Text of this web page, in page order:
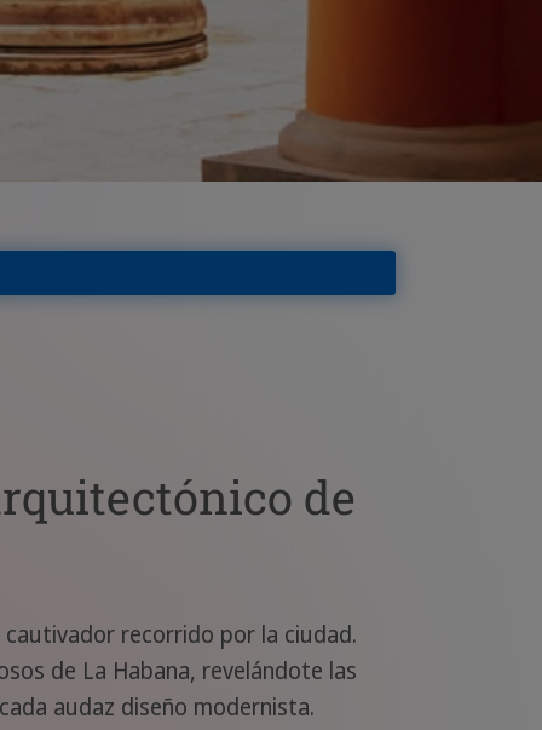
de
recorrido por la ciudad.
de La Habana, revelándote las
audaz diseño modernista.